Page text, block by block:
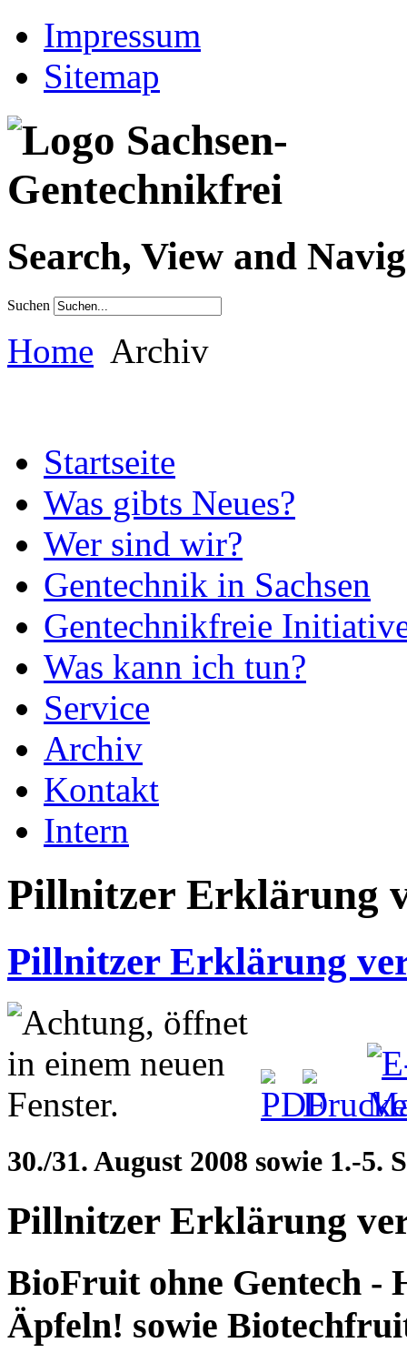
Impressum
Sitemap
Search, View and
Suchen
Home Archiv
Startseite
Was gibts Neues?
Wer sind wir?
Gentechnik in Sachsen
Gentechnikfreie
Was kann ich tun?
Service
Archiv
Kontakt
Intern
Pillnitzer Erklärung
Pillnitzer Erklärung
30./31. August 2008 sowie 1.-5.
Pillnitzer Erklärung
BioFruit ohne Gentech -
Äpfeln! sowie